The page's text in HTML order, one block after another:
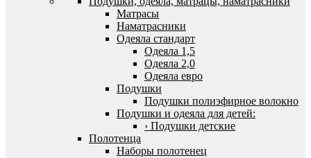
Матрасы
Наматрасники
Одеяла стандарт
Одеяла 1,5
Одеяла 2,0
Одеяла евро
Подушки
Подушки полиэфирное волокно
Подушки и одеяла для детей:
› Подушки детские
Полотенца
Наборы полотенец